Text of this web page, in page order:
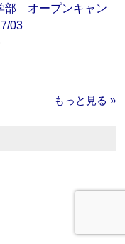
部 オープンキャン
03
もっと見る »